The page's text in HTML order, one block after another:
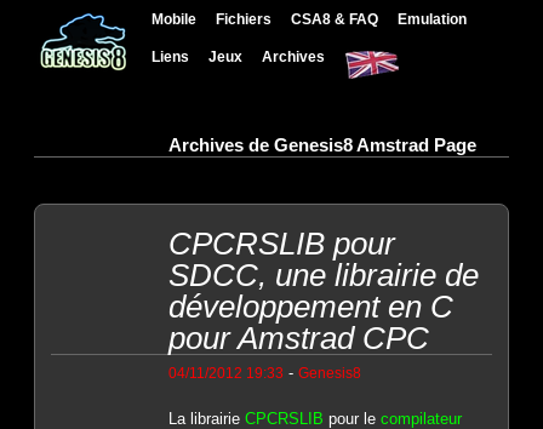
Mobile Fichiers CSA8 & FAQ Emulation
Liens Jeux Archives
Archives de Genesis8 Amstrad Page
CPCRSLIB pour
SDCC, une librairie de
développement en C
pour Amstrad CPC
04/11/2012 19:33 - Genesis8
La librairie CPCRSLIB pour le compilateur